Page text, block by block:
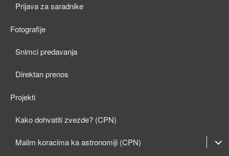
Prijava za saradnike
Fotografije
Snimci predavanja
Direktan prenos
Projekti
Kako dohvatiti zvezde? (CPN)
Malim koracima ka astronomiji (CPN)